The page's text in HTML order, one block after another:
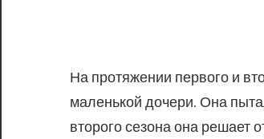
На протяжении первого и
маленькой дочери. Она
второго сезона она решает